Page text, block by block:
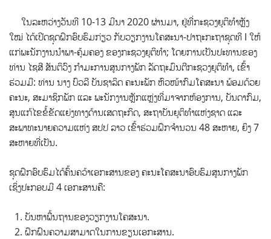
ໃນລະຫວ່າງວັນທີ 10-13 ມີນາ 2020 ຜ່ານມາ, ຢູ່ທີ່ກະຊວງຍຸຕິທຳຫຼັງ
ໃໝ່ ໄດ້ເປີດຊຸດຝຶກອົບຮົມກ່ຽວ ກັບວຽກງານໂຄສະນາ-ປາຖະກະຖາຊຸດທີ I ໃຫ້
ແກ່ພະນັກງານນຳພາ-ຄຸ້ມຄອງ ຂອງກະຊວງຍຸຕິທໍາ; ໂດຍການເປັນປະທານຂອງ
ທ່ານ ໄຊສີ ສັນຕິວົງ ກໍາມະການສູນກາງພັກ ລັດຖະມົນຕີກະຊວງຍຸຕິທຳ, ເຂົ້າ
ຮ່ວມມີ: ທ່ານ ນາງ ບົວລີ ບັນຊາລິດ ຄະນະພັກ ຫົວໜ້າກົມໂຄສະນາ ພ້ອມດ້ວຍ
ຄະນະ, ສະມາຊິກພັກ ແລະ ພະນັກງານຫຼັກແຫຼ່ງທີ່ມາຈາກຫ້ອງການ, ບັນດາກົມ,
ສູນແກ້ໄຂຂໍ້ຂັດແຍ່ງທາງດ້ານເສດຖະກິດ, ສະຖາບັນຍຸຕິທຳແຫ່ງຊາດ ແລະ
ສະພາທະນາຍຄວາມແຫ່ງ ສປປ ລາວ ເຂົ້າຮ່ວມຝຶກຈຳນວນ 48 ສະຫາຍ, ຍິງ 7
ສະຫາຍທີ່ເປັນ.
ຊຸດຝຶກອົບຮົມໄດ້ຄົ້ນຄວ້າເອກະສານຂອງ ຄະນະໂຄສະນາອົບຮົມສູນກາງພັກ
ເຊິ່ງປະກອບມີ 4 ເອກະສານຄື:
ບັນຫາພື້ນຖານຂອງວຽກງານໂຄສະນາ.
ຝຶກຝົນຄວາມສາມາດໃນການຂຽນເອກະສານ.